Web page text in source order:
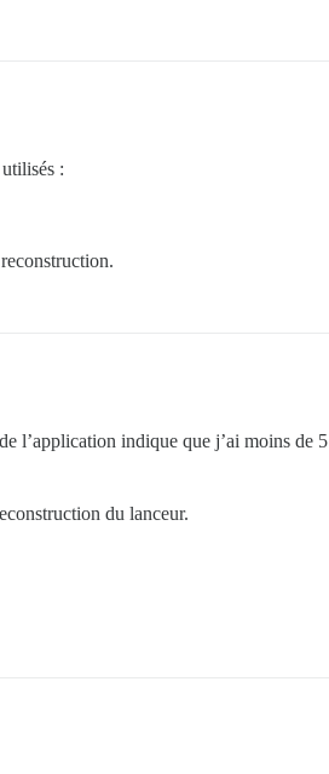
:
l’application indique que j’ai moins de 5
du lanceur.